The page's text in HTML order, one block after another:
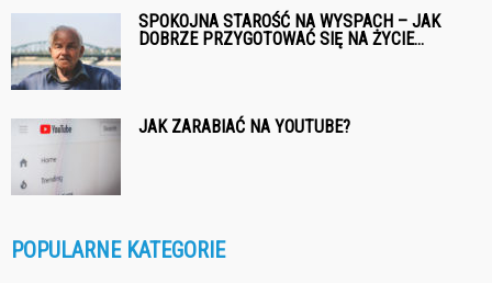
SPOKOJNA STAROŚĆ NA WYSPACH – JAK
DOBRZE PRZYGOTOWAĆ SIĘ NA ŻYCIE...
JAK ZARABIAĆ NA YOUTUBE?
POPULARNE KATEGORIE